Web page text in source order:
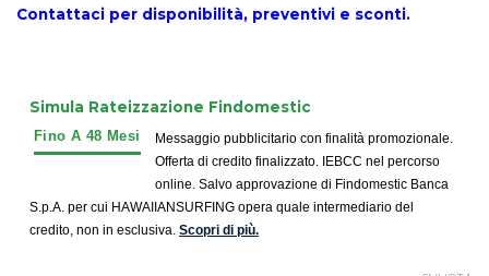
Contattaci per disponibilità, preventivi e sconti.
Simula Rateizzazione Findomestic
Messaggio pubblicitario con finalità promozionale.
Offerta di credito finalizzato. IEBCC nel percorso
online. Salvo approvazione di Findomestic Banca
S.p.A. per cui HAWAIIANSURFING opera quale intermediario del
credito, non in esclusiva. Scopri di più.